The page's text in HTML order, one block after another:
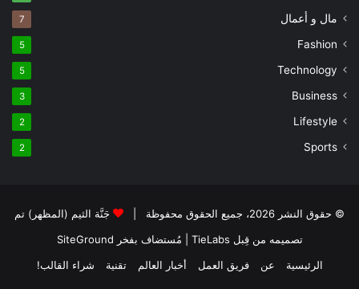
مال و أعمال 7
Fashion
5
Technology
5
Business
3
Lifestyle
2
Sports
2
© حقوق النشر 2026، جميع الحقوق محفوظة |
جَنَّة الثيم (المظهر) تم
تصميمه من قِبل TieLabs
| مُستضاف بفخر SiteGround
الرئيسية
عن فريق العمل أخبار العالم تقنية شراء القالب!